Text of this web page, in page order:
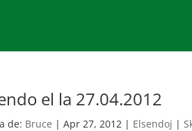
el la 27.04.2012
de: Bruce |Apr 27, 2012 | Elsendoj |